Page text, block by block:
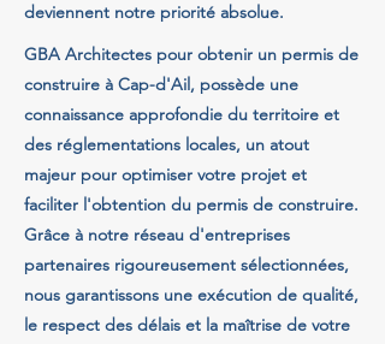
deviennent notre priorité absolue.
GBA Architectes pour obtenir un permis de
construire à Cap-d'Ail, possède une
connaissance approfondie du territoire et
des réglementations locales, un atout
majeur pour optimiser votre projet et
faciliter l'obtention du permis de construire.
Grâce à notre réseau d'entreprises
partenaires rigoureusement sélectionnées,
nous garantissons une exécution de qualité,
le respect des délais et la maîtrise de votre